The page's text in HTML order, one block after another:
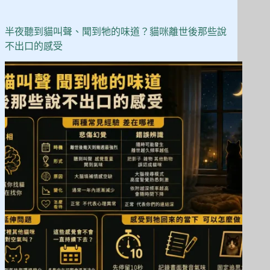
半夜聽到貓叫聲、聞到牠的味道？貓咪離世後那些說
不出口的感受